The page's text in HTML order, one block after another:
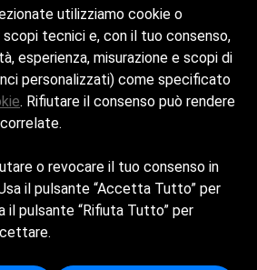
La Spiaggia
Il Bar
Gallery Contatti
Spiagge.it-Privacy Policy-Cookie
policy
utilizziamo cookie o
tecnici e, con il tuo consenso,
esperienza, misurazione e scopi di
personalizzati) come specificato
. Rifiutare il consenso può rendere
o revocare il tuo consenso in
il pulsante “Accetta Tutto” per
il pulsante “Rifiuta Tutto” per